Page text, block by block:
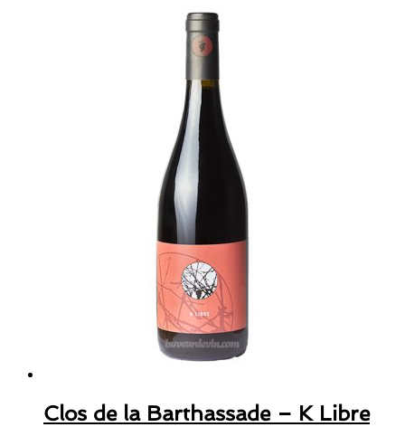
Clos de la Barthassade – K Libre